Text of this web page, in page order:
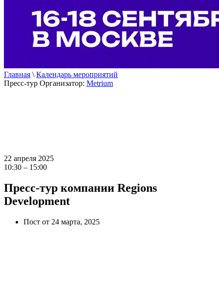
Главная \ Календарь мероприятий
Пресс-тур Организатор: Metrium
22 апреля 2025
10:30 – 15:00
Пресс-тур компании Regions
Development
Пост от 24 марта, 2025